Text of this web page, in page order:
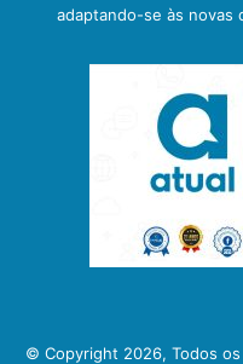
adaptando-se às novas
© Copyright 2026, Todos